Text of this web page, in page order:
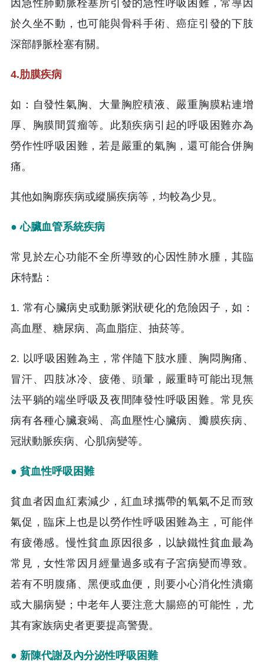
因急性肺動脈栓塞所引發的急性呼吸困難，常導因
於久坐不動，也可能與骨科手術、癌症引發的下肢
深部靜脈栓塞有關。
4.肋膜疾病
如：自發性氣胸、大量胸腔積液、嚴重胸膜粘連增
厚、胸膜間質瘤等。此類疾病引起的呼吸困難亦為
勞作性呼吸困難，若是嚴重的氣胸，還可能合併胸
痛。
其他如胸廓疾病或縱膈疾病等，均較為少見。
● 心臟血管系統疾病
常見於左心功能不全所導致的心因性肺水腫，其臨
床特點：
1. 常有心臟病史或動脈粥狀硬化的危險因子，如：
高血壓、糖尿病、高血脂症、抽菸等。
2. 以呼吸困難為主，常伴隨下肢水腫、胸悶胸痛、
冒汗、四肢冰冷、疲倦、頭暈，嚴重時可能出現無
法平躺的端坐呼吸及夜間陣發性呼吸困難。常見疾
病有各種心臟衰竭、高血壓性心臟病、瓣膜疾病、
冠狀動脈疾病、心肌病變等。
● 貧血性呼吸困難
貧血者因血紅素減少，紅血球攜帶的氧氣不足而致
氣促，臨床上也是以勞作性呼吸困難為主，可能伴
有疲倦感。慢性貧血原因很多，以缺鐵性貧血最為
常見，女性常因月經量過多或有子宮病變而導致。
若有不明腹痛、黑便或血便，則要小心消化性潰瘍
或大腸病變；中老年人要注意大腸癌的可能性，尤
其有家族病史者更要提高警覺。
● 新陳代謝及內分泌性呼吸困難